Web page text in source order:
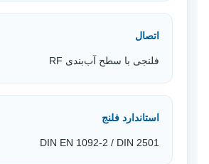
اتصال
فلنجی با سطح آب‌بندی RF
استاندارد فلنج
DIN EN 1092-2 / DIN 2501